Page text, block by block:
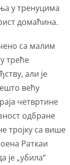
у тренуцима
домаћина.
са малим
треће
али је
већу
четвртине
одбране
тројку са више
Раткаи
је „убила“